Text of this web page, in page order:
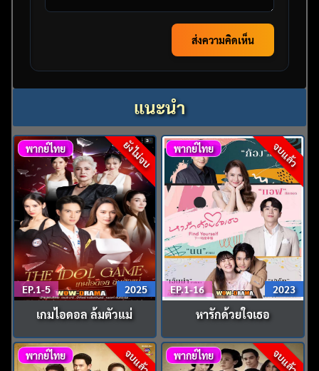
ส่งความคิดเห็น
แนะนำ
ยังไม่จบ
พากย์ไทย
EP.1-5 2025
เกมไอดอล ล้มตัวแม่
จบแล้ว
พากย์ไทย
EP.1-16 2023
หารักด้วยใจเธอ
จบแล้ว
พากย์ไทย จบแล้ว
พากย์ไทย